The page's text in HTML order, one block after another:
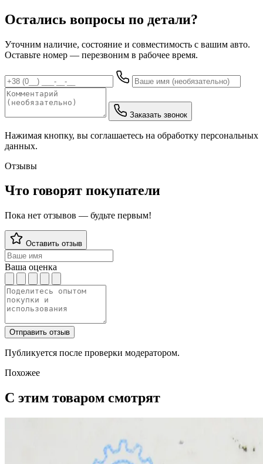
Остались вопросы по детали?
Уточним наличие, состояние и совместимость с вашим авто.
Оставьте номер — перезвоним в рабочее время.
Заказать звонок
Нажимая кнопку, вы соглашаетесь на обработку персональных
данных.
Отзывы
Что говорят покупатели
Пока нет отзывов — будьте первым!
Оставить отзыв
Ваша оценка
Отправить отзыв
Публикуется после проверки модератором.
Похожее
С этим товаром смотрят